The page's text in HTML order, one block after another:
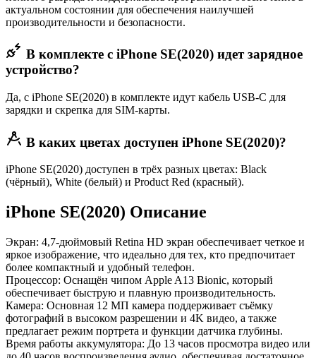
актуальном состоянии для обеспечения наилучшей
производительности и безопасности.
В комплекте с iPhone SE(2020) идет зарядное
устройство?
Да, с iPhone SE(2020) в комплекте идут кабель USB-C для
зарядки и скрепка для SIM-карты.
В каких цветах доступен iPhone SE(2020)?
iPhone SE(2020) доступен в трёх разных цветах: Black
(чёрный), White (белый) и Product Red (красный).
iPhone SE(2020) Описание
Экран: 4,7‑дюймовый Retina HD экран обеспечивает четкое и
яркое изображение, что идеально для тех, кто предпочитает
более компактный и удобный телефон.
Процессор: Оснащён чипом Apple A13 Bionic, который
обеспечивает быструю и плавную производительность.
Камера: Основная 12 МП камера поддерживает съёмку
фотографий в высоком разрешении и 4K видео, а также
предлагает режим портрета и функции датчика глубины.
Время работы аккумулятора: До 13 часов просмотра видео или